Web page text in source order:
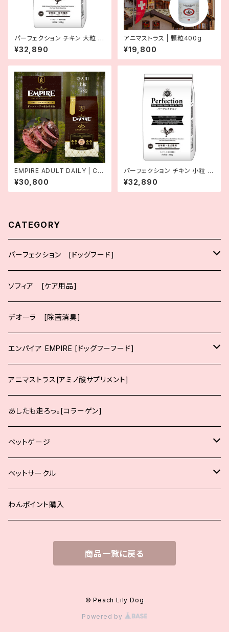
パーフェクション チキン 大粒 2
0kg
¥32,890
アニマストラス | 顆粒400g
¥19,800
EMPIRE ADULT DAILY | Co
mplete Dog Dry Food | EM
PIRE DOGDRY アダルトデイリ
ー 小粒 12kg |エンパイア
¥30,800
パーフェクション チキン 小粒 2
0kg
¥32,890
CATEGORY
パーフェクション [ドッグフード]
大粒
ポーク
チキン
小粒
ポーク
チキン
ソフィア [ケア用品]
デオーラ [除菌消臭]
エンパイア EMPIRE [ドッグフーフード]
生後12ヶ月までの子犬向け
生後12ヶ月までの中大型犬の子犬向け
生後12ヶ月からの成犬向け
生後12ヶ月からの中大型犬の成犬向け
シニア犬、肥満犬、去勢避妊後
アニマストラス[アミノ酸サプリメント]
あしたも走ろっ。[コラーゲン]
ペットゲージ
小型犬用
中型犬用
オプションパーツ
ペットサークル
小型犬用
わんポイント購入
商品一覧に戻る
© Peach Lily Dog
Powered by